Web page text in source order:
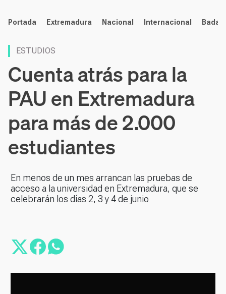
noticias
Portada Extremadura Nacional Internacional
ESTUDIOS
Cuenta atrás para la
PAU en Extremadura
para más de 2.000
estudiantes
En menos de un mes arrancan las pruebas de
acceso a la universidad en Extremadura, que se
celebrarán los días 2, 3 y 4 de junio